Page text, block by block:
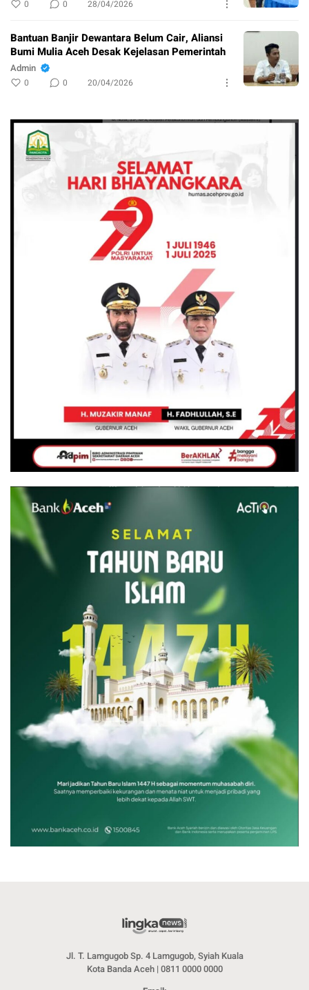
0 0 28/04/2026
Bantuan Banjir Dewantara Belum Cair, Aliansi
Bumi Mulia Aceh Desak Kejelasan Pemerintah
Admin
0 0 20/04/2026
Jl. T. Lamgugob Sp. 4 Lamgugob, Syiah Kuala
Kota Banda Aceh | 0811 0000 0000